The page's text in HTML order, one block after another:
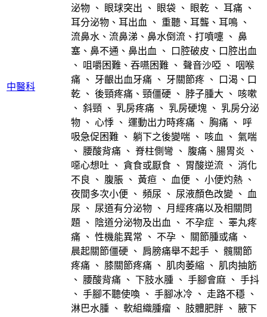
中醫科
泌物 、 眼球突出 、 眼袋 、 眼乾 、 耳痛 、
耳分泌物、耳出血
、 重聽、耳聾、耳鳴 、
流鼻水、流鼻涕、鼻水倒流、打噴嚏 、 鼻
塞、鼻不通、鼻出血
、
口腔破皮、口腔出血
、
咀嚼困難、吞嚥困難 、 聲音沙啞 、
咽喉
痛 、 牙齦出血牙痛 、 牙關節疼 、
口渴、口
乾 、 後頸疼痛、頸僵硬 、 脖子腫大 、
咳嗽
、 斜頸 、 乳房疼痛 、 乳房硬塊 、 乳房分泌
物 、 心悸 、 運動出力時疼痛 、 胸痛 、
呼
吸急促困難 、 躺下之後變喘 、 咳血 、 氣喘
、 腰酸背痛 、 脊柱側彎 、 腹痛、腸胃炎 、
噁心想吐 、 貪食或厭食 、 胃酸逆流 、 消化
不良
、 腹脹 、 黃疸 、 血便 、 小便灼熱 、
夜間多次小便 、 頻尿 、 尿液顏色改變 、
血
尿 、 尿道有分泌物 、
月經疼痛以及相關問
題 、 陰道分泌物及出血 、 不孕症 、 睪丸疼
痛 、 性機能異常 、 不孕 、 關節腫或痛 、
晨起關節僵硬 、 肩膀痛舉不起手 、 髖關節
疼痛 、 膝關節疼痛 、 肌肉萎縮 、 肌肉抽筋
、 腰酸背痛 、 下肢水腫 、 手腳會麻 、 手抖
、 手腳不聽使喚 、 手腳冰冷 、 走路不穩 、
淋巴水腫 、 軟組織腫瘤 、 肢體肥胖 、 腋下